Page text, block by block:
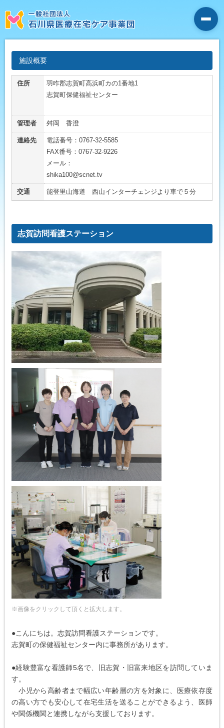
施設概要
住所
羽咋郡志賀町高浜町カの1番地1
志賀町保健福祉センター
管理者 舛岡 香澄
連絡先
電話番号：0767-32-5585
FAX番号：0767-32-9226
メール：
shika100@scnet.tv
交通 能登里山海道 西山インターチェンジより車で５分
志賀訪問看護ステーション
※画像をクリックして頂くと拡大します。
●こんにちは。志賀訪問看護ステーションです。
志賀町の保健福祉センター内に事務所があります。
●経験豊富な看護師5名で、旧志賀・旧富来地区を訪問していま
す。
小児から高齢者まで幅広い年齢層の方を対象に、医療依存度
の高い方でも安心して在宅生活を送ることができるよう、医師
や関係機関と連携しながら支援しております。